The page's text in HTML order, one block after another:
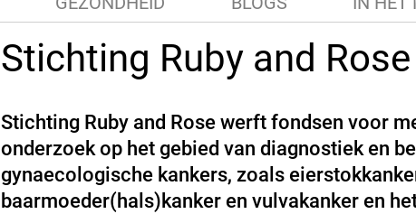
Stichting Ruby and Rose
Stichting Ruby and Rose werft fondsen voor
onderzoek op het gebied van diagnostiek en
gynaecologische kankers, zoals
baarmoeder(hals)kanker en vulvakanker en